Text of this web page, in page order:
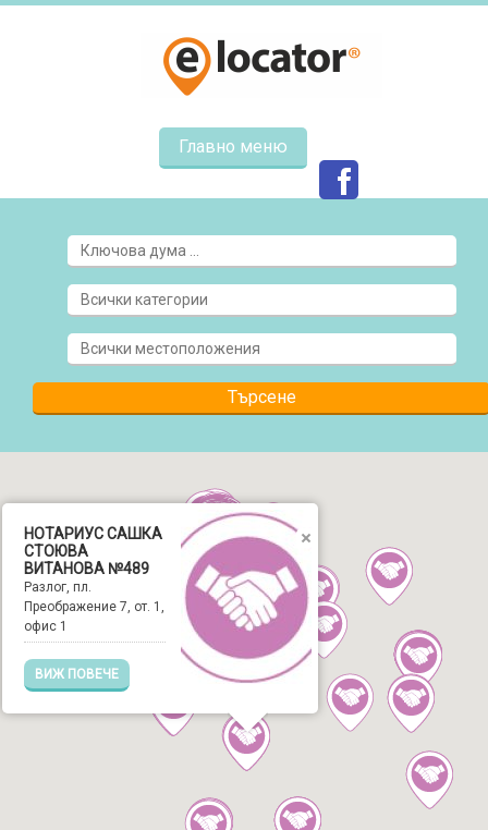
Главно меню
НОТАРИУС САШКА
СТОЮВА
ВИТАНОВА №489
Разлог, пл.
Преображение 7, от. 1,
офис 1
ВИЖ ПОВЕЧЕ